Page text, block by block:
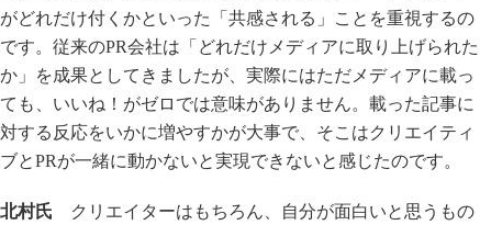
がどれだけ付くかといった「共感される」ことを重視するの
です。従来のPR会社は「どれだけメディアに取り上げられた
か」を成果としてきましたが、実際にはただメディアに載っ
ても、いいね！がゼロでは意味がありません。載った記事に
対する反応をいかに増やすかが大事で、そこはクリエイティ
ブとPRが一緒に動かないと実現できないと感じたのです。
北村氏 クリエイターはもちろん、自分が面白いと思うもの